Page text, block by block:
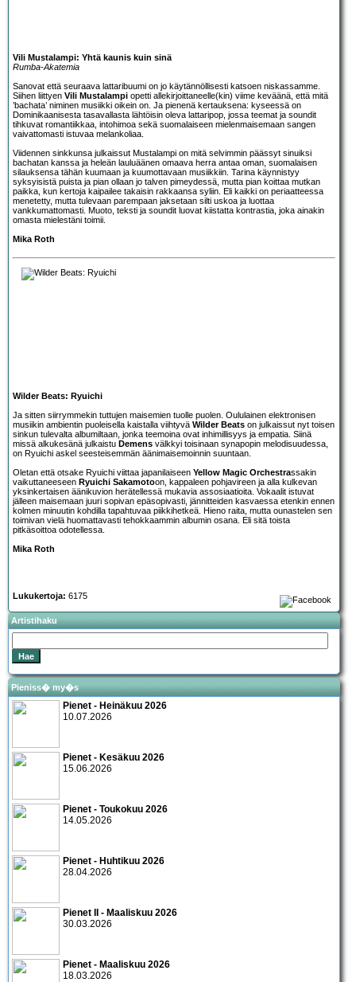
Vili Mustalampi: Yhtä kaunis kuin sinä
Rumba-Akatemia
Sanovat että seuraava lattaribuumi on jo käytännöllisesti katsoen niskassamme.
Siihen liittyen Vili Mustalampi opetti allekirjoittaneelle(kin) viime keväänä, että mitä
’bachata’ niminen musiikki oikein on. Ja pienenä kertauksena: kyseessä on
Dominikaanisesta tasavallasta lähtöisin oleva lattaripop, jossa teemat ja soundit
tihkuvat romantiikkaa, intohimoa sekä suomalaiseen mielenmaisemaan sangen
vaivattomasti istuvaa melankoliaa.
Viidennen sinkkunsa julkaissut Mustalampi on mitä selvimmin päässyt sinuiksi
bachatan kanssa ja heleän lauluäänen omaava herra antaa oman, suomalaisen
silauksensa tähän kuumaan ja kuumottavaan musiikkiin. Tarina käynnistyy
syksyisistä puista ja pian ollaan jo talven pimeydessä, mutta pian koittaa mutkan
paikka, kun kertoja kaipailee takaisin rakkaansa syliin. Eli kaikki on periaatteessa
menetetty, mutta tulevaan parempaan jaksetaan silti uskoa ja luottaa
vankkumattomasti. Muoto, teksti ja soundit luovat kiistatta kontrastia, joka ainakin
omasta mielestäni toimii.
Mika Roth
Wilder Beats: Ryuichi
Ja sitten siirrymmekin tuttujen maisemien tuolle puolen. Oululainen elektronisen
musiikin ambientin puoleisella kaistalla viihtyvä Wilder Beats on julkaissut nyt toisen
sinkun tulevalta albumiltaan, jonka teemoina ovat inhimillisyys ja empatia. Siinä
missä alkukesänä julkaistu Demens välkkyi toisinaan synapopin melodisuudessa,
on Ryuichi askel seesteisemmän äänimaisemoinnin suuntaan.
Oletan että otsake Ryuichi viittaa japanilaiseen Yellow Magic Orchestrassakin
vaikuttaneeseen Ryuichi Sakamotoon, kappaleen pohjavireen ja alla kulkevan
yksinkertaisen äänikuvion herätellessä mukavia assosiaatioita. Vokaalit istuvat
jälleen maisemaan juuri sopivan epäsopivasti, jännitteiden kasvaessa etenkin ennen
kolmen minuutin kohdilla tapahtuvaa piikkihetkeä. Hieno raita, mutta ounastelen sen
toimivan vielä huomattavasti tehokkaammin albumin osana. Eli sitä toista
pitkäsoittoa odotellessa.
Mika Roth
Lukukertoja: 6175
Artistihaku
Pieniss� my�s
Pienet - Heinäkuu 2026
10.07.2026
Pienet - Kesäkuu 2026
15.06.2026
Pienet - Toukokuu 2026
14.05.2026
Pienet - Huhtikuu 2026
28.04.2026
Pienet II - Maaliskuu 2026
30.03.2026
Pienet - Maaliskuu 2026
18.03.2026